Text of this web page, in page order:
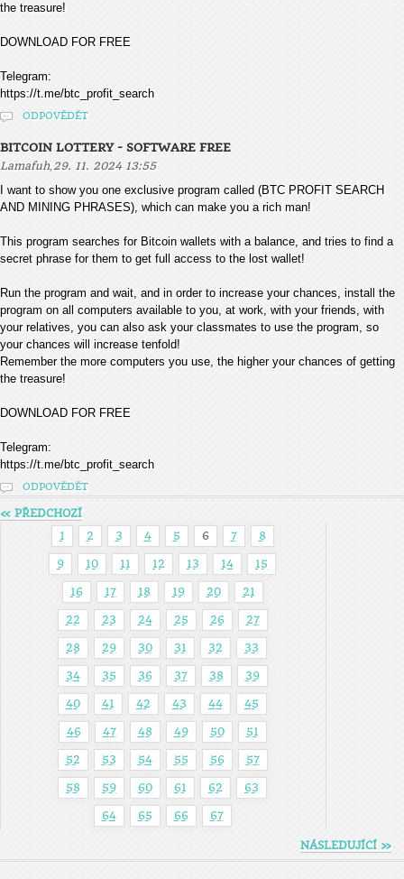
the treasure!
DOWNLOAD FOR FREE
Telegram:
https://t.me/btc_profit_search
ODPOVĚDĚT
BITCOIN LOTTERY - SOFTWARE FREE
Lamafuh, 29. 11. 2024 13:55
I want to show you one exclusive program called (BTC PROFIT SEARCH
AND MINING PHRASES), which can make you a rich man!
This program searches for Bitcoin wallets with a balance, and tries to find a
secret phrase for them to get full access to the lost wallet!
Run the program and wait, and in order to increase your chances, install the
program on all computers available to you, at work, with your friends, with
your relatives, you can also ask your classmates to use the program, so
your chances will increase tenfold!
Remember the more computers you use, the higher your chances of getting
the treasure!
DOWNLOAD FOR FREE
Telegram:
https://t.me/btc_profit_search
ODPOVĚDĚT
« PŘEDCHOZÍ
1
2 3 4 5 6 7 8
9 10 11 12 13 14 15
16 17 18 19 20 21
22 23 24 25 26 27
28 29 30 31 32 33
34 35 36 37 38 39
40 41 42 43 44 45
46 47 48 49 50 51
52 53 54 55 56 57
58 59 60 61 62 63
64 65 66 67
NÁSLEDUJÍCÍ »